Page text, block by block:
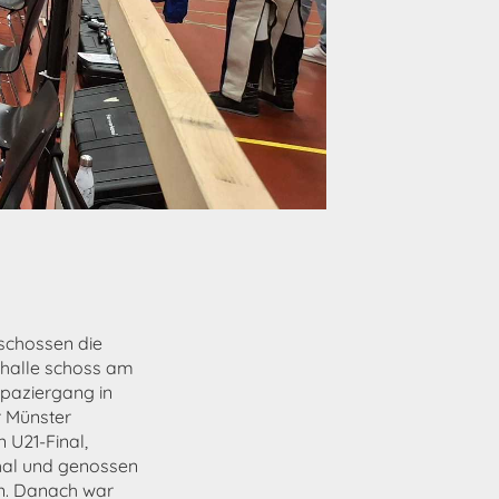
die
schoss am
in
Final,
und genossen
Danach war